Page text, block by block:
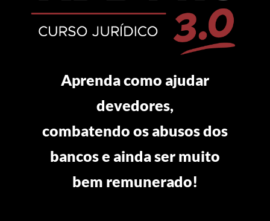
Aprenda como ajudar
devedores,
combatendo os abusos dos
bancos e ainda ser muito
bem remunerado!